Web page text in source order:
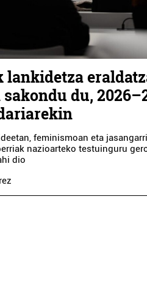
lankidetza
du,
feminismoan eta
nazioarteko testuinguru
dio